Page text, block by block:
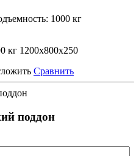
1000 кг
кг 1200х800х250
Сравнить
поддон